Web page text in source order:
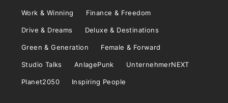
Work & Winning Finance & Freedom
Drive & Dreams Deluxe & Destinations
Green & Generation Female & Forward
Studio Talks AnlagePunk UnternehmerNEXT
Planet2050 Inspiring People